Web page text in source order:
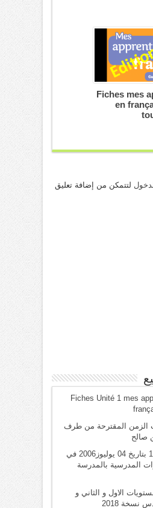
Fiches mes
en
لتتمكن من إضافة تعليق
Fiches Unité 1 mes
الزمن المقترحة من طرف
صالح
المذكرة رقم 105 بتاريخ 04 يوليوز2006 في
المدرسية بالمدرسة
الاول و الثاني و
نسخة 2018